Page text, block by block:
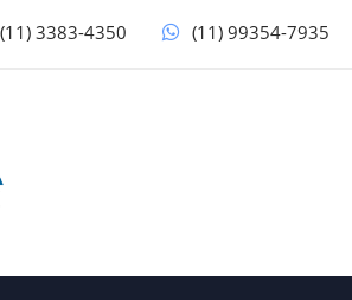
(11) 3383-4350 (11) 99354-7935